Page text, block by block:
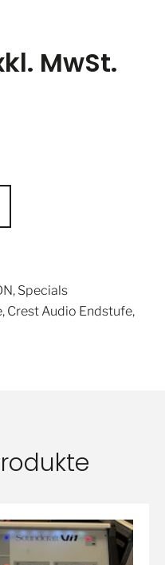
MwSt.
, Specials
, Crest Audio Endstufe,